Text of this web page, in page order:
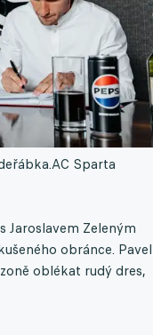
AC Sparta
Jaroslavem Zeleným
obránce. Pavel
oblékat rudý dres,